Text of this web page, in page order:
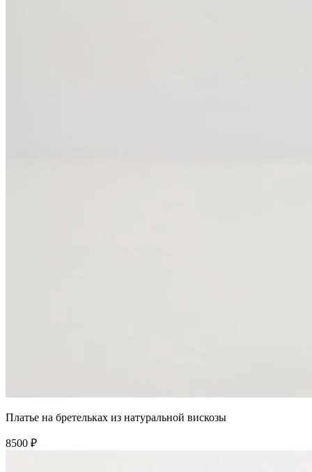
Платье на бретельках из натуральной вискозы
8500 ₽